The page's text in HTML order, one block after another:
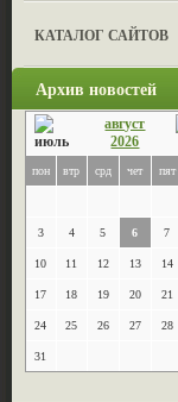
КАТАЛОГ САЙТОВ
Архив новостей
август
2026
пон втр срд чет пят
3 4 5 6 7
10 11 12 13 14
17 18 19 20 21
24 25 26 27 28
31